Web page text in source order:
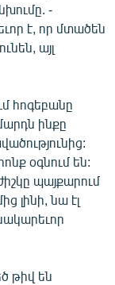
-
է, որ մտածեն
այլ
հոգեբանը
ինքը
օգնում են:
պայքարում
լինի, նա էլ
թիվ են